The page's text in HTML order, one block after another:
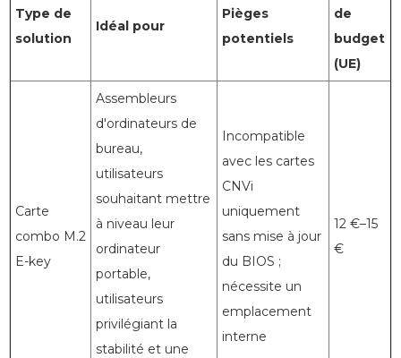
Type de
solution
Idéal pour
Pièges
potentiels
de
budget
(UE)
Carte
combo M.2
E-key
Assembleurs
d'ordinateurs de
bureau,
utilisateurs
souhaitant mettre
à niveau leur
ordinateur
portable,
utilisateurs
privilégiant la
stabilité et une
Incompatible
avec les cartes
CNVi
uniquement
sans mise à jour
du BIOS ;
nécessite un
emplacement
interne
12 €–15
€